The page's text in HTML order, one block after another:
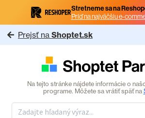
Stretneme sa na
Príď na najväčšiu e-
Prejsť na Shoptet.sk
Na tejto stránke nájdete informácie o
programe. Môžete sa vrátiť späť na